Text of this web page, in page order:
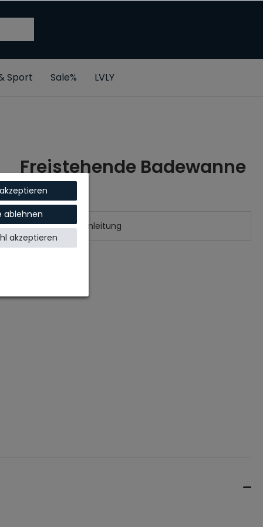
Sport Sale% LVLY
Freistehende Badewanne
DELIA
Aufbauanleitung
ablehnen
akzeptieren